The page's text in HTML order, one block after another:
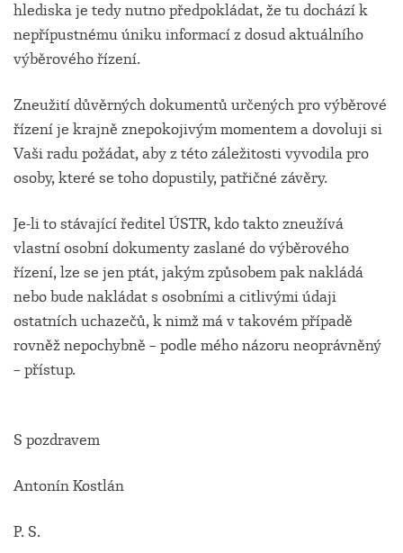
hlediska je tedy nutno předpokládat, že tu dochází k
nepřípustnému úniku informací z dosud aktuálního
výběrového řízení.
Zneužití důvěrných dokumentů určených pro výběrové
řízení je krajně znepokojivým momentem a dovoluji si
Vaši radu požádat, aby z této záležitosti vyvodila pro
osoby, které se toho dopustily, patřičné závěry.
Je-li to stávající ředitel ÚSTR, kdo takto zneužívá
vlastní osobní dokumenty zaslané do výběrového
řízení, lze se jen ptát, jakým způsobem pak nakládá
nebo bude nakládat s osobními a citlivými údaji
ostatních uchazečů, k nimž má v takovém případě
rovněž nepochybně – podle mého názoru neoprávněný
– přístup.
S pozdravem
Antonín Kostlán
P. S.